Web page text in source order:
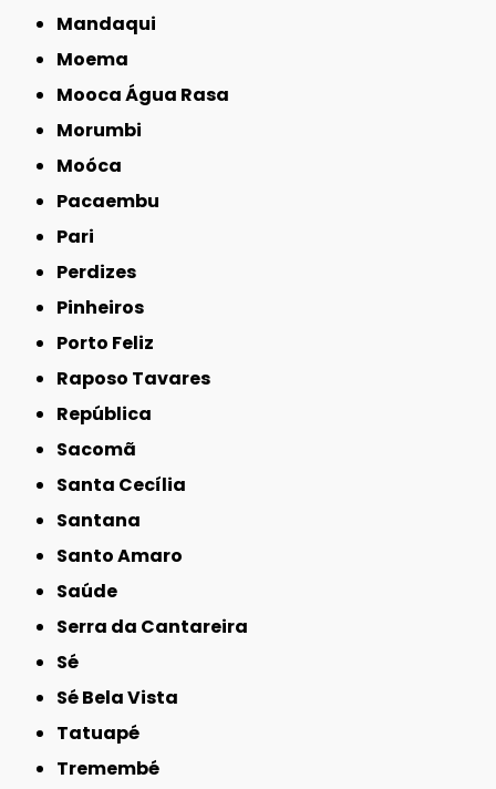
Mandaqui
Moema
Mooca Água Rasa
Morumbi
Moóca
Pacaembu
Pari
Perdizes
Pinheiros
Porto Feliz
Raposo Tavares
República
Sacomã
Santa Cecília
Santana
Santo Amaro
Saúde
Serra da Cantareira
Sé
Sé Bela Vista
Tatuapé
Tremembé